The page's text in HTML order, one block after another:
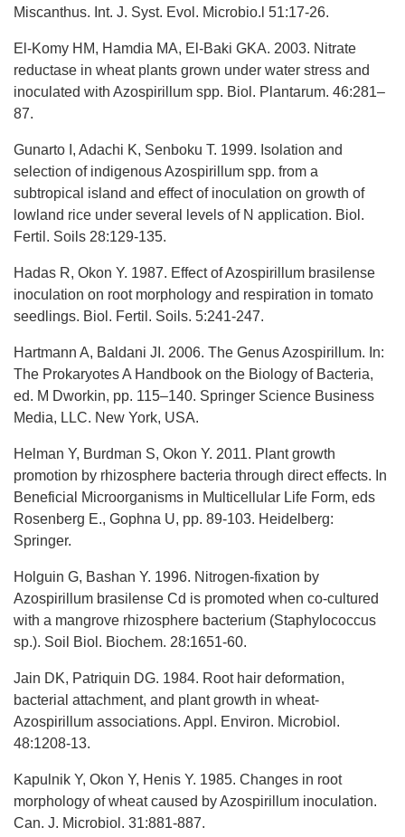
Miscanthus. Int. J. Syst. Evol. Microbio.l 51:17-26.
El-Komy HM, Hamdia MA, El-Baki GKA. 2003. Nitrate
reductase in wheat plants grown under water stress and
inoculated with Azospirillum spp. Biol. Plantarum. 46:281–
87.
Gunarto I, Adachi K, Senboku T. 1999. Isolation and
selection of indigenous Azospirillum spp. from a
subtropical island and effect of inoculation on growth of
lowland rice under several levels of N application. Biol.
Fertil. Soils 28:129-135.
Hadas R, Okon Y. 1987. Effect of Azospirillum brasilense
inoculation on root morphology and respiration in tomato
seedlings. Biol. Fertil. Soils. 5:241-247.
Hartmann A, Baldani JI. 2006. The Genus Azospirillum. In:
The Prokaryotes A Handbook on the Biology of Bacteria,
ed. M Dworkin, pp. 115–140. Springer Science Business
Media, LLC. New York, USA.
Helman Y, Burdman S, Okon Y. 2011. Plant growth
promotion by rhizosphere bacteria through direct effects. In
Beneficial Microorganisms in Multicellular Life Form, eds
Rosenberg E., Gophna U, pp. 89-103. Heidelberg:
Springer.
Holguin G, Bashan Y. 1996. Nitrogen-fixation by
Azospirillum brasilense Cd is promoted when co-cultured
with a mangrove rhizosphere bacterium (Staphylococcus
sp.). Soil Biol. Biochem. 28:1651-60.
Jain DK, Patriquin DG. 1984. Root hair deformation,
bacterial attachment, and plant growth in wheat-
Azospirillum associations. Appl. Environ. Microbiol.
48:1208-13.
Kapulnik Y, Okon Y, Henis Y. 1985. Changes in root
morphology of wheat caused by Azospirillum inoculation.
Can. J. Microbiol. 31:881-887.